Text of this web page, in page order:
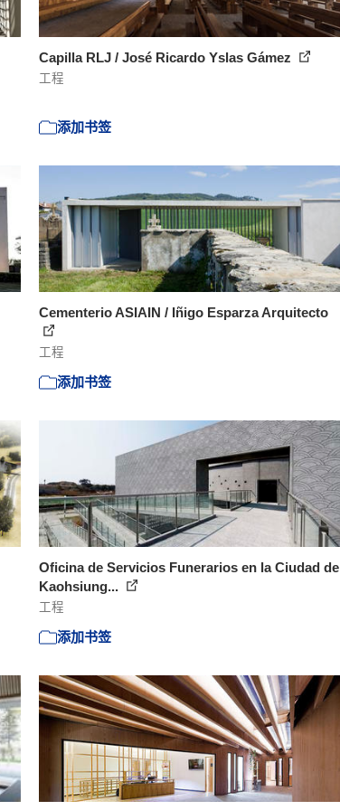
Capilla RLJ / José Ricardo Yslas Gámez
工程
添加书签
Cementerio ASIAIN / Iñigo Esparza Arquitecto
工程
添加书签
Oficina de Servicios Funerarios en la Ciudad de
Kaohsiung...
工程
添加书签